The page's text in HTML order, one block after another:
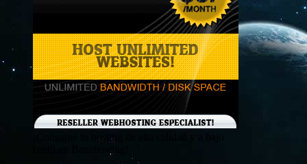
¡Consigue tu hosting de alta calidad y a bajo
costo en Banahosting!